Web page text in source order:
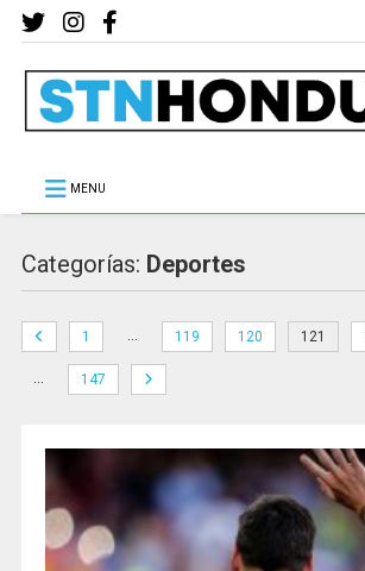
MENU
Categorías: Deportes
1 … 119 120 121
… 147